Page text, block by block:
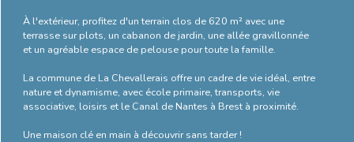
À l'extérieur, profitez d'un terrain clos de 620 m² avec une
terrasse sur plots, un cabanon de jardin, une allée gravillonnée
et un agréable espace de pelouse pour toute la famille.
La commune de La Chevallerais offre un cadre de vie idéal, entre
nature et dynamisme, avec école primaire, transports, vie
associative, loisirs et le Canal de Nantes à Brest à proximité.
Une maison clé en main à découvrir sans tarder !